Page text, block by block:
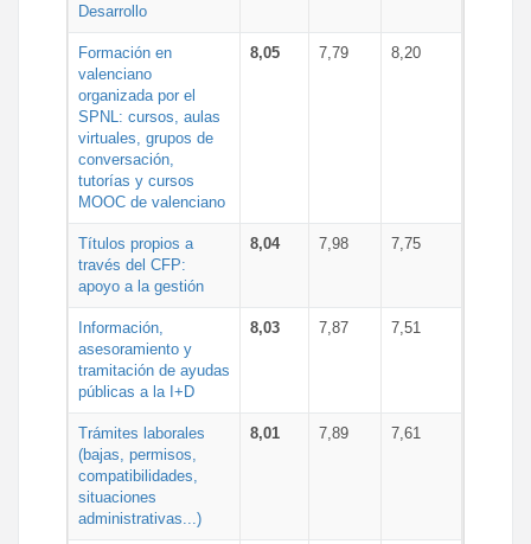
Desarrollo
Formación en
valenciano
organizada por el
SPNL: cursos, aulas
virtuales, grupos de
conversación,
tutorías y cursos
MOOC de valenciano
8,05 7,79 8,20
Títulos propios a
través del CFP:
apoyo a la gestión
8,04 7,98 7,75
Información,
asesoramiento y
tramitación de ayudas
públicas a la I+D
8,03 7,87 7,51
Trámites laborales
(bajas, permisos,
compatibilidades,
situaciones
administrativas...)
8,01 7,89 7,61